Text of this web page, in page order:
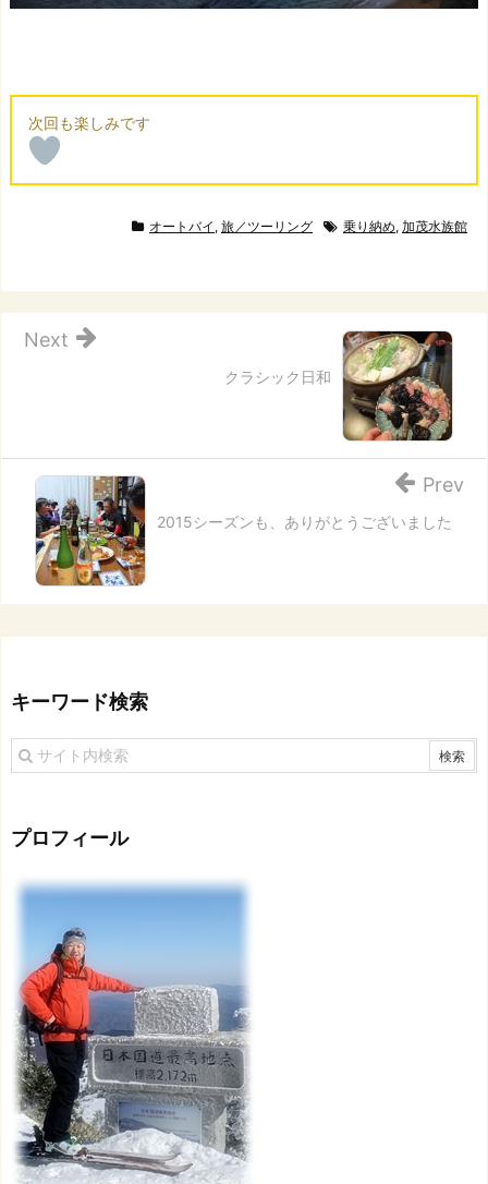
オートバイ , 旅／ツーリング 乗り納め, 加茂水族館
クラシック日和
Next
2015シーズンも、ありがとうございました
Prev
キーワード検索
プロフィール